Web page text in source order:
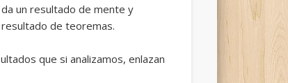
un resultado de mente y
de teoremas.
que si analizamos, enlazan